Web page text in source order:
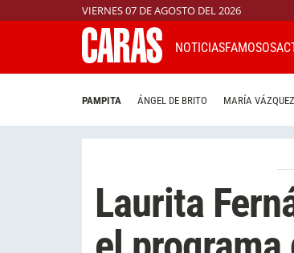
VIERNES 07 DE AGOSTO DEL 2026
NOTICIASFAMOSOS
PAMPITA ÁNGEL DE BRITO MARÍA VÁZQUEZ
Laurita